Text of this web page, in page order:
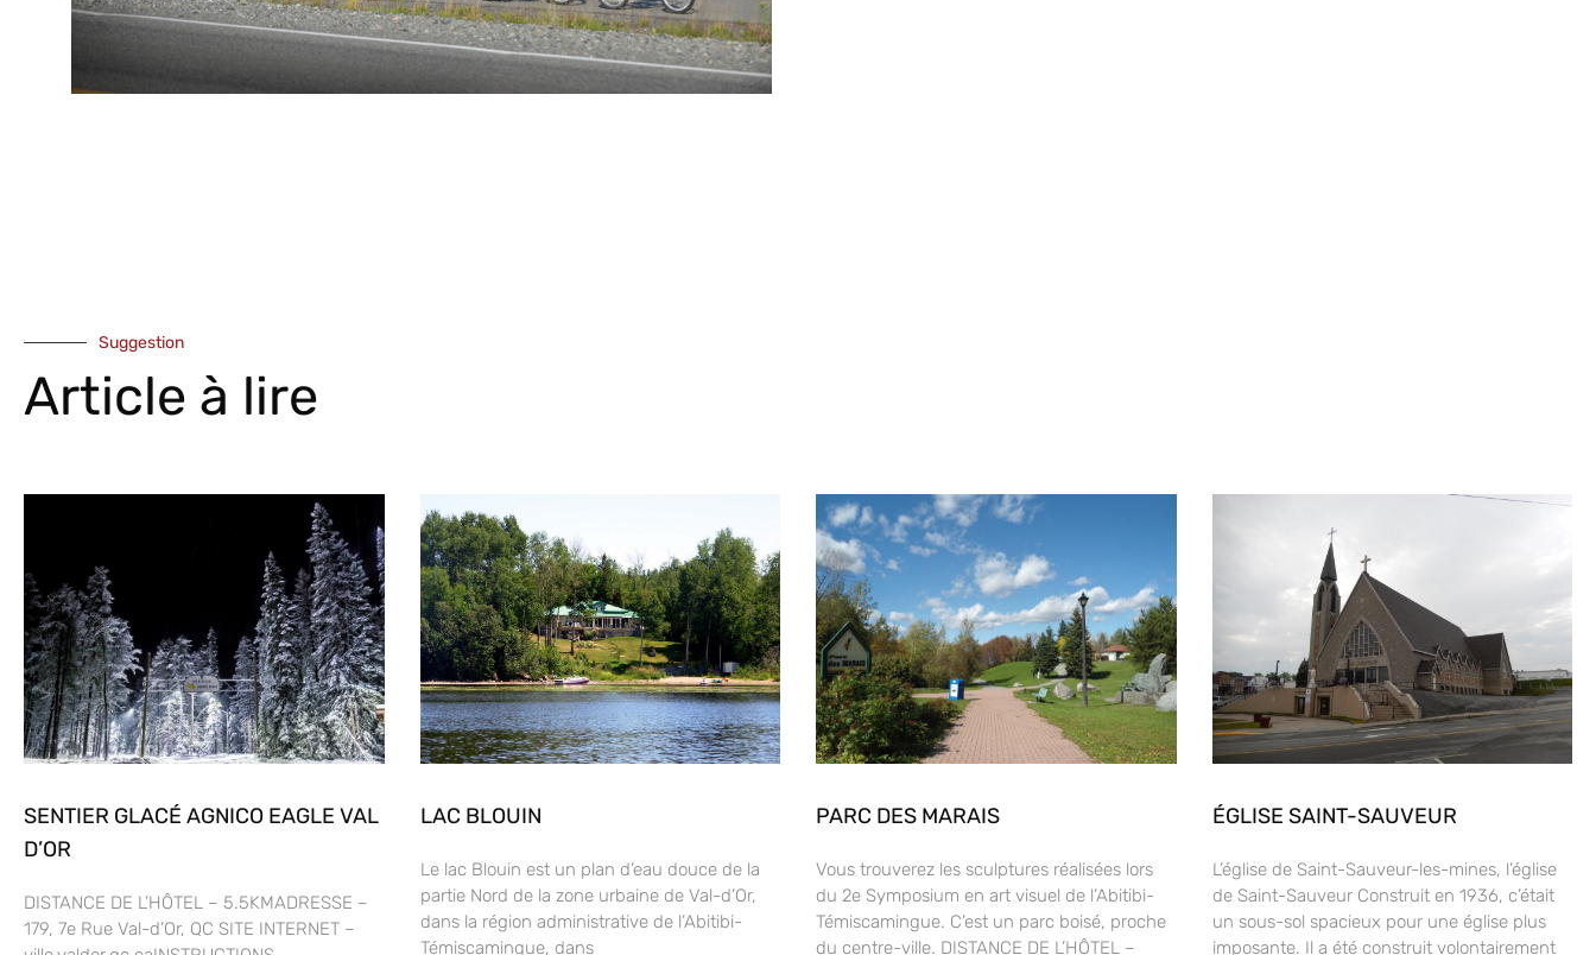
Suggestion
Article à lire
SENTIER GLACÉ AGNICO EAGLE VAL
D’OR
DISTANCE DE L’HÔTEL – 5.5KMADRESSE –
179, 7e Rue Val-d’Or, QC SITE INTERNET –
LAC BLOUIN
Le lac Blouin est un plan d’eau douce de la
partie Nord de la zone urbaine de Val-d’Or,
dans la région administrative de l’Abitibi-
Témiscamingue, dans
PARC DES MARAIS
Vous trouverez les sculptures réalisées lors
du 2e Symposium en art visuel de l’Abitibi-
Témiscamingue. C’est un parc boisé, proche
du centre-ville. DISTANCE DE L’HÔTEL –
ÉGLISE SAINT-SAUVEUR
L’église de Saint-Sauveur-les-mines, l’église
de Saint-Sauveur Construit en 1936, c’était
un sous-sol spacieux pour une église plus
imposante. Il a été construit volontairement